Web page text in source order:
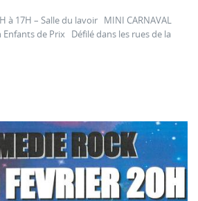
à 17H – Salle du lavoir MINI CARNAVAL
Enfants de Prix Défilé dans les rues de la